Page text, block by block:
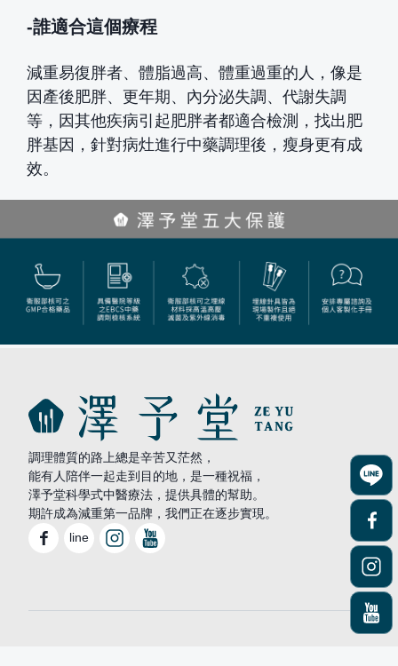
-誰適合這個療程
減重易復胖者、體脂過高、體重過重的人，像是
因產後肥胖、更年期、內分泌失調、代謝失調
等，因其他疾病引起肥胖者都適合檢測，找出肥
胖基因，針對病灶進行中藥調理後，瘦身更有成
效。
調理體質的路上總是辛苦又茫然，
能有人陪伴一起走到目的地，是一種祝福，
澤予堂科學式中醫療法，提供具體的幫助。
期許成為減重第一品牌，我們正在逐步實現。
line